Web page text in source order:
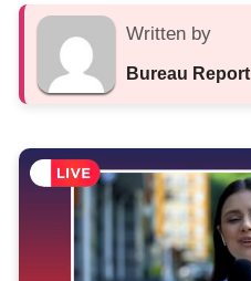
Written by
Bureau Report